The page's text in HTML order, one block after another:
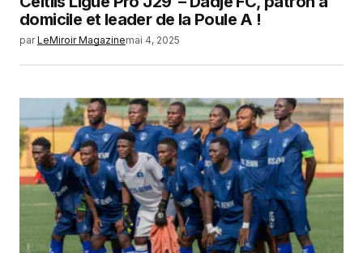
domicile et leader de la Poule A !
par LeMiroir Magazinemai 4, 2025